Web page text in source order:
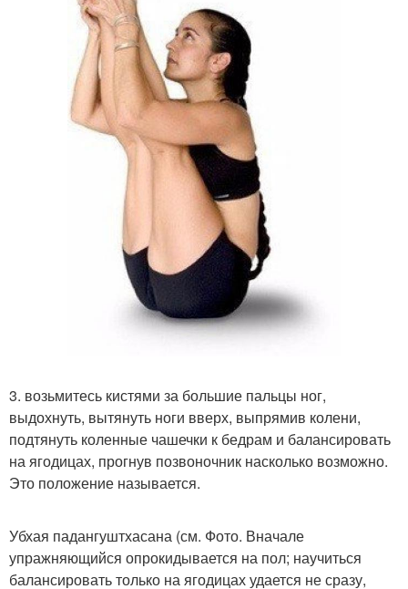
3. возьмитесь кистями за большие пальцы ног,
выдохнуть, вытянуть ноги вверх, выпрямив колени,
подтянуть коленные чашечки к бедрам и балансировать
на ягодицах, прогнув позвоночник насколько возможно.
Это положение называется.
Убхая падангуштхасана (см. Фото. Вначале
упражняющийся опрокидывается на пол; научиться
балансировать только на ягодицах удается не сразу,